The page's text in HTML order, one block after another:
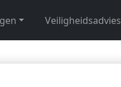
Veiligheidsadvies